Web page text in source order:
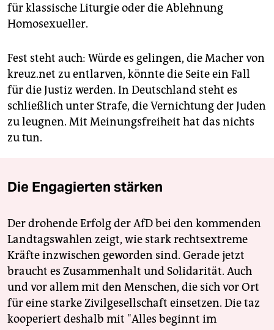
für klassische Liturgie oder die Ablehnung
Homosexueller.
Fest steht auch: Würde es gelingen, die Macher von
kreuz.net zu entlarven, könnte die Seite ein Fall
für die Justiz werden. In Deutschland steht es
schließlich unter Strafe, die Vernichtung der Juden
zu leugnen. Mit Meinungsfreiheit hat das nichts
zu tun.
Die Engagierten stärken
Der drohende Erfolg der AfD bei den kommenden
Landtagswahlen zeigt, wie stark rechtsextreme
Kräfte inzwischen geworden sind. Gerade jetzt
braucht es Zusammenhalt und Solidarität. Auch
und vor allem mit den Menschen, die sich vor Ort
für eine starke Zivilgesellschaft einsetzen. Die taz
kooperiert deshalb mit "Alles beginnt im